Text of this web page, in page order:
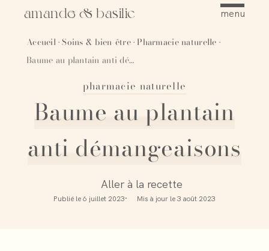
amande & basilic menu
Accueil · Soins & bien-être · Pharmacie naturelle ·
Baume au plantain anti démangeaisons
pharmacie naturelle
Baume au plantain
anti démangeaisons
Aller à la recette
Publié le6 juillet 2023 Mis à jour le3 août 2023